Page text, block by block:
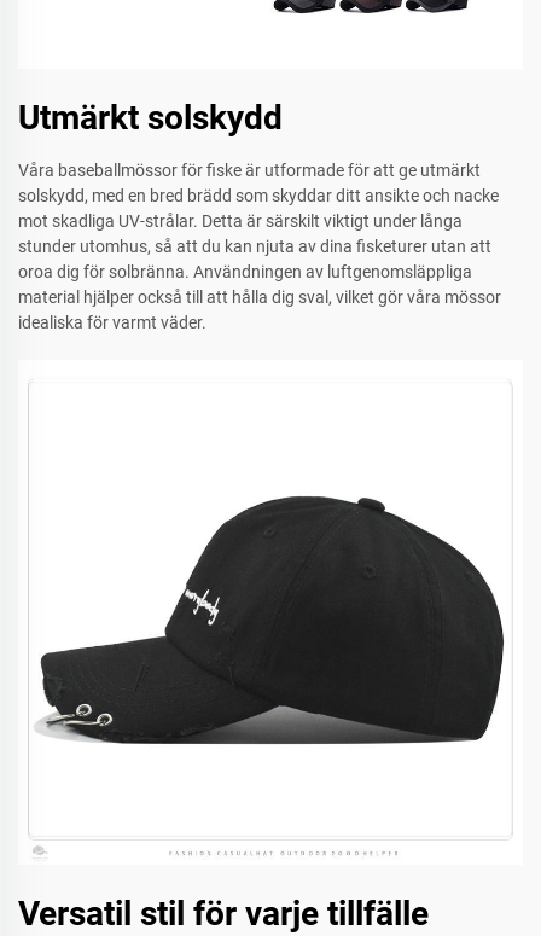
Utmärkt solskydd
Våra baseballmössor för fiske är utformade för att ge utmärkt
solskydd, med en bred brädd som skyddar ditt ansikte och nacke
mot skadliga UV-strålar. Detta är särskilt viktigt under långa
stunder utomhus, så att du kan njuta av dina fisketurer utan att
oroa dig för solbränna. Användningen av luftgenomsläppliga
material hjälper också till att hålla dig sval, vilket gör våra mössor
idealiska för varmt väder.
Versatil stil för varje tillfälle